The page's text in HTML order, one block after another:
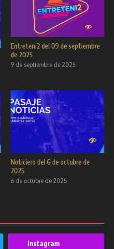
Entreteni2 del 09 de septiembre
de 2025
9 de septiembre de 2025
Noticiero del 6 de octubre de
2025
6 de octubre de 2025
Instagram